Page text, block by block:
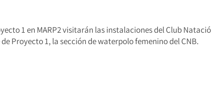
1 en MARP2 visitarán las instalaciones del Club Natació
Proyecto 1, la sección de waterpolo femenino del CNB.